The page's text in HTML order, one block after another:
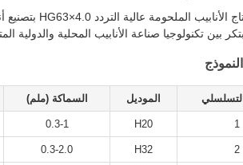
بين تكنولوجيا صناعة الأنابيب المحلية
الموديل السماكة (ملم)
1
H20
0.3-1
2
H32
0.3-2.0